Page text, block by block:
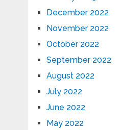
December 2022
November 2022
October 2022
September 2022
August 2022
July 2022
June 2022
May 2022